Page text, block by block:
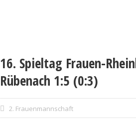
16. Spieltag Frauen-
Rübenach 1:5 (0:3)
2. Frauenmannschaft